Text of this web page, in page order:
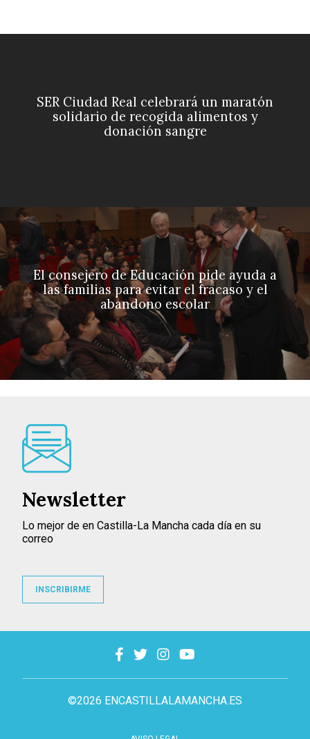
SER Ciudad Real celebrará un maratón
solidario de recogida alimentos y
donación sangre
El consejero de Educación pide ayuda a
las familias para evitar el fracaso y el
abandono escolar
©2026 ENCASTILLALAMANCHA.ES
Newsletter
Lo mejor de en Castilla-La Mancha cada día en su
correo
INSCRIBIRME